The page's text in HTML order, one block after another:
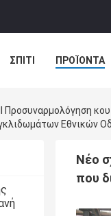
ΣΠΊΤΙ ΠΡΟΪΌΝΤΑ
Προσυναρμολόγηση
Νέο
που